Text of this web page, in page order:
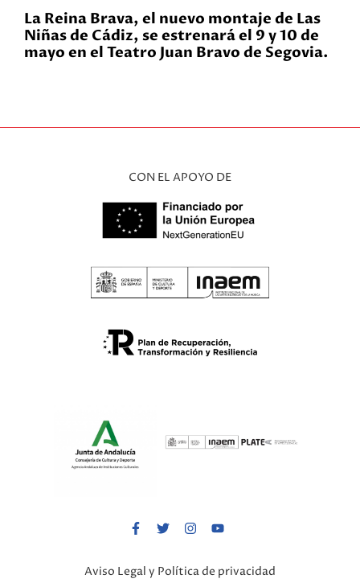
La Reina Brava, el nuevo montaje de Las
Niñas de Cádiz, se estrenará el 9 y 10 de
mayo en el Teatro Juan Bravo de Segovia.
CON EL APOYO DE
Aviso Legal y Política de privacidad